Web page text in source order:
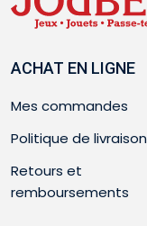
ACHAT EN LIGNE
Mes commandes
Politique de livraison
Retours et
remboursements